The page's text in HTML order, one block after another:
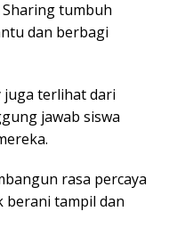
Sharing tumbuh
dan berbagi
juga terlihat dari
jawab siswa
rasa percaya
berani tampil dan